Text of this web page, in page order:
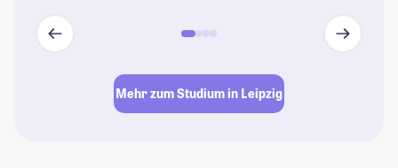
Mehr zum Studium in Leipzig